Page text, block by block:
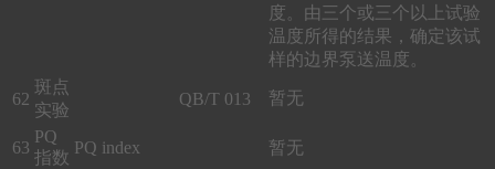
度。由三个或三个以上试验
温度所得的结果，确定该试
样的边界泵送温度。
62
斑点
实验
QB/T 013 暂无
63
PQ
指数
PQ index 暂无